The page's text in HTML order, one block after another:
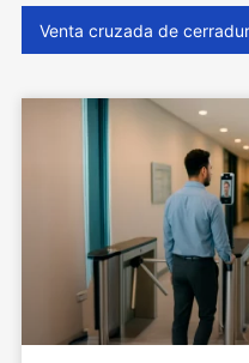
Venta cruzada de cerraduras y videoporteros: el comprador ya decidió invertir